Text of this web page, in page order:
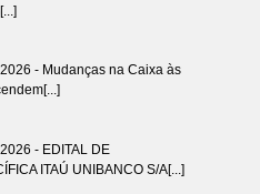
- Mudanças na Caixa às
- EDITAL DE
ITAÚ UNIBANCO S/A[...]